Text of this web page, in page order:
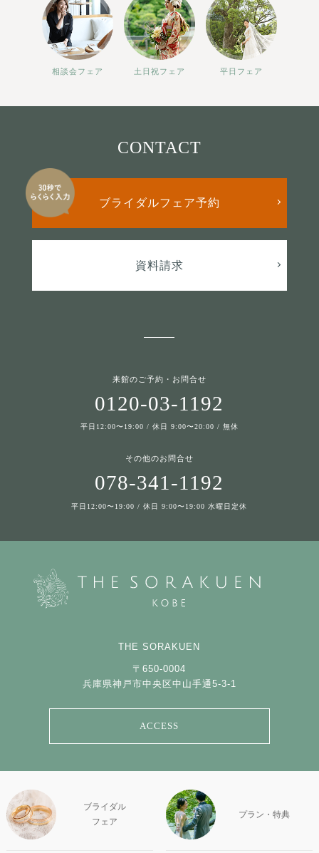
相談会フェア 土日祝フェア 平日フェア
CONTACT
ブライダルフェア予約
資料請求
来館のご予約・お問合せ
0120-03-1192
平日12:00〜19:00 / 休日 9:00〜20:00 / 無休
その他のお問合せ
078-341-1192
平日12:00〜19:00 / 休日 9:00〜19:00 水曜日定休
THE SORAKUEN
〒650-0004
兵庫県神戸市中央区中山手通5-3-1
ACCESS
ブライダル
フェア
プラン・特典